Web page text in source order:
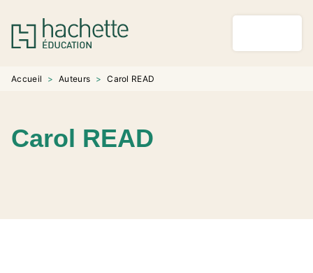
MENU RECHERCHE
PIED DE PAGE
Accueil > Auteurs > Carol READ
Carol READ